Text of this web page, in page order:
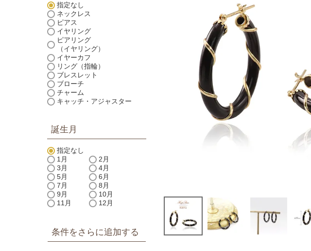
指定なし
ネックレス
ピアス
イヤリング
ピアリング
（イヤリング）
イヤーカフ
リング（指輪）
ブレスレット
ブローチ
チャーム
キャッチ・アジャスター
誕生月
指定なし
1月
2月
3月
4月
5月
6月
7月
8月
9月
10月
11月
12月
条件をさらに追加する